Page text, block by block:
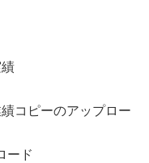
コピーのアップロー
ード